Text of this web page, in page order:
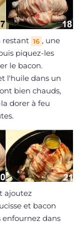
restant 16 , une
piquez-les
le bacon.
l'huile dans un
bien chauds,
dorer à feu
ajoutez
et bacon
enfournez dans